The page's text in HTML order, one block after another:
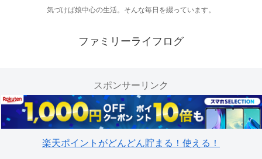
気づけば娘中心の生活。そんな毎日を綴っています。
ファミリーライフログ
スポンサーリンク
楽天ポイントがどんどん貯まる！使える！